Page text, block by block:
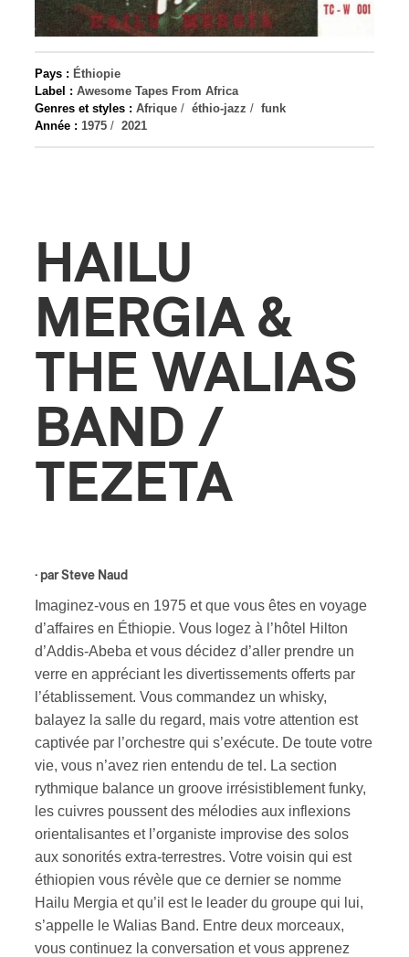
Pays : Éthiopie
Label : Awesome Tapes From Africa
Genres et styles : Afrique / éthio-jazz / funk
Année : 1975 / 2021
HAILU
MERGIA &
THE WALIAS
BAND /
TEZETA
· parSteve Naud
Imaginez-vous en 1975 et que vous êtes en voyage
d’affaires en Éthiopie. Vous logez à l’hôtel Hilton
d’Addis-Abeba et vous décidez d’aller prendre un
verre en appréciant les divertissements offerts par
l’établissement. Vous commandez un whisky,
balayez la salle du regard, mais votre attention est
captivée par l’orchestre qui s’exécute. De toute votre
vie, vous n’avez rien entendu de tel. La section
rythmique balance un groove irrésistiblement funky,
les cuivres poussent des mélodies aux inflexions
orientalisantes et l’organiste improvise des solos
aux sonorités extra-terrestres. Votre voisin qui est
éthiopien vous révèle que ce dernier se nomme
Hailu Mergia et qu’il est le leader du groupe qui lui,
s’appelle le Walias Band. Entre deux morceaux,
vous continuez la conversation et vous apprenez